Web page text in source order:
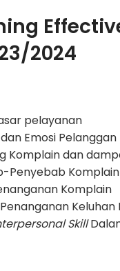
2024
pelayanan
Emosi Pelanggan
Komplain dan
Penyebab Komplain
Komplain
Keluhan
Skill